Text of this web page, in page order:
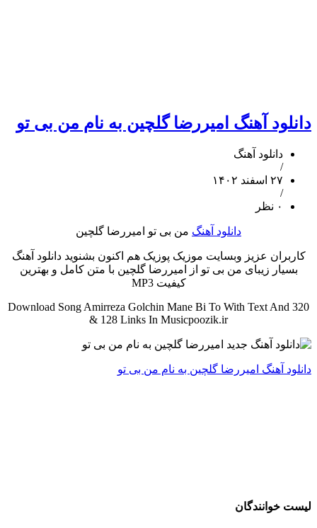
دانلود آهنگ امیررضا گلچین به نام من بی تو
دانلود آهنگ
/
۲۷ اسفند ۱۴۰۲
/
۰ نظر
دانلود آهنگ من بی تو امیررضا گلچین
کاربران عزیز وبسایت موزیک پوزیک هم اکنون بشنوید دانلود آهنگ
بسیار زیبای من بی تو از امیررضا گلچین با متن کامل و بهترین
کیفیت MP3
Download Song Amirreza Golchin Mane Bi To With Text And 320
& 128 Links In Musicpoozik.ir
دانلود آهنگ امیررضا گلچین به نام من بی تو
لیست خوانندگان